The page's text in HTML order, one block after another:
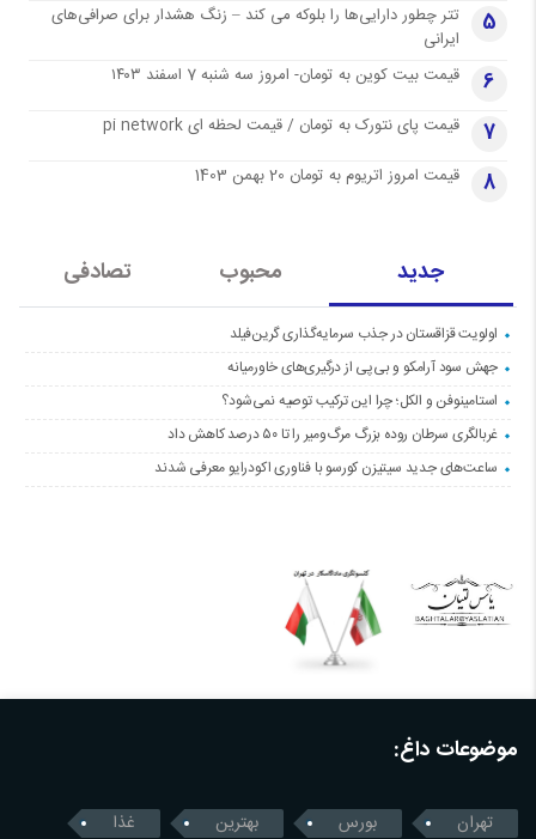
5
تتر چطور دارایی‌ها را بلوکه می کند – زنگ هشدار برای صرافی‌های
ایرانی
6 قیمت بیت کوین به تومان- امروز سه شنبه 7 اسفند ۱۴۰۳
7 قیمت پای نتورک به تومان / قیمت لحظه ای pi network
8 قیمت امروز اتریوم به تومان 20 بهمن 1403
جدید محبوب تصادفی
اولویت قزاقستان در جذب سرمایه‌گذاری گرین‌فیلد
جهش سود آرامکو و بی‌پی از درگیری‌های خاورمیانه
استامینوفن و الکل؛ چرا این ترکیب توصیه نمی‌شود؟
غربالگری سرطان روده بزرگ مرگ‌ومیر را تا ۵۰ درصد کاهش داد
ساعت‌های جدید سیتیزن کورسو با فناوری اکودرایو معرفی شدند
موضوعات داغ:
تهران بورس بهترین
غذا